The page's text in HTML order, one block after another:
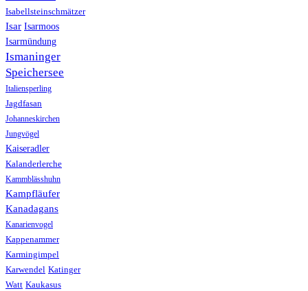
Isabellsteinschmätzer
Isar Isarmoos
Isarmündung
Ismaninger
Speichersee
Italiensperling
Jagdfasan
Johanneskirchen
Jungvögel
Kaiseradler
Kalanderlerche
Kammblässhuhn
Kampfläufer
Kanadagans
Kanarienvogel
Kappenammer
Karmingimpel
Karwendel Katinger
Watt Kaukasus